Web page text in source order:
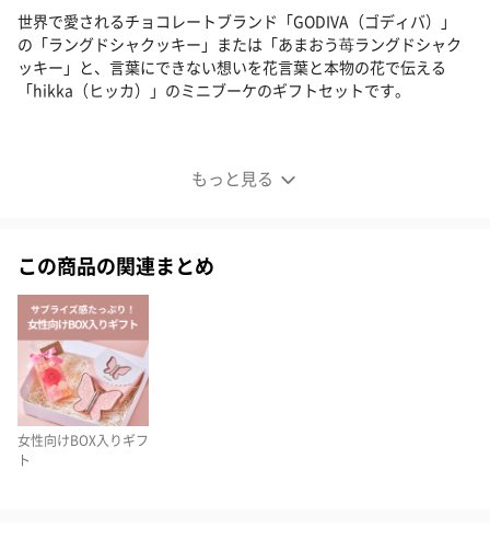
もっと見る
世界で愛されるチョコレートブランド「GODIVA（ゴディバ）」
の「ラングドシャクッキー」または「あまおう苺ラングドシャク
ッキー」と、言葉にできない想いを花言葉と本物の花で伝える
「hikka（ヒッカ）」のミニブーケのギフトセットです。
この商品の関連まとめ
女性向けBOX入りギフ
ト